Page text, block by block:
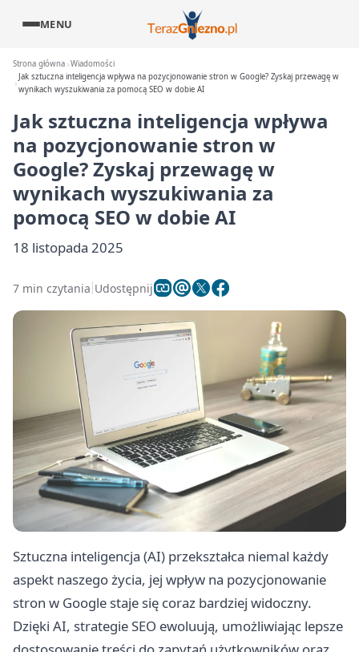
MENU
Strona główna Wiadomości
Jak sztuczna inteligencja wpływa na pozycjonowanie stron w Google? Zyskaj przewagę w
wynikach wyszukiwania za pomocą SEO w dobie AI
Jak sztuczna inteligencja wpływa
na pozycjonowanie stron w
Google? Zyskaj przewagę w
wynikach wyszukiwania za
pomocą SEO w dobie AI
18 listopada 2025
7 min czytania Udostępnij
Sztuczna inteligencja (AI) przekształca niemal każdy
aspekt naszego życia, jej wpływ na pozycjonowanie
stron w Google staje się coraz bardziej widoczny.
Dzięki AI, strategie SEO ewoluują, umożliwiając lepsze